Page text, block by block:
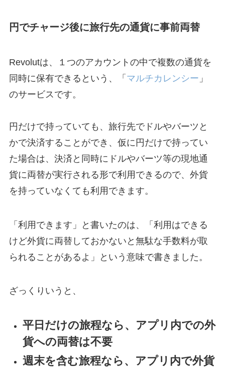
円でチャージ後に旅行先の通貨に事前両替
Revolutは、１つのアカウントの中で複数の通貨を
同時に保有できるという、「 マルチカレンシー 」
のサービスです。
円だけで持っていても、旅行先でドルやバーツと
かで決済することができ、仮に円だけで持ってい
た場合は、決済と同時にドルやバーツ等の現地通
貨に両替が実行される形で利用できるので、外貨
を持っていなくても利用できます。
「利用できます」と書いたのは、「利用はできる
けど外貨に両替しておかないと無駄な手数料が取
られることがあるよ」という意味で書きました。
ざっくりいうと、
平日だけの旅程なら、アプリ内での外
貨への両替は不要
週末を含む旅程なら、アプリ内で外貨